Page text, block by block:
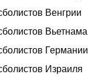
Венгрии
Вьетнама
Германии
Израиля